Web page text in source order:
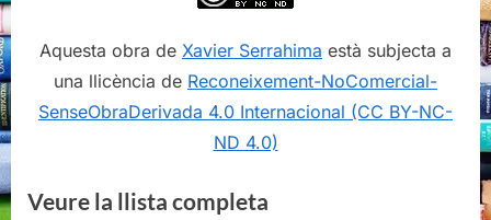
Aquesta obra de Xavier Serrahima està subjecta a
una llicència de Reconeixement-NoComercial-
SenseObraDerivada 4.0 Internacional (CC BY-NC-
ND 4.0)
Veure la llista completa